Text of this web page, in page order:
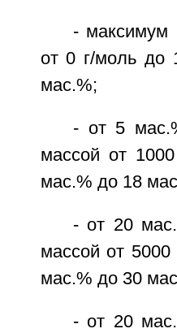
- максимум
от 0 г/моль до
мас.%;
- от 5
массой от
мас.% до 18
- от 20
массой от
мас.% до 30
- от 20